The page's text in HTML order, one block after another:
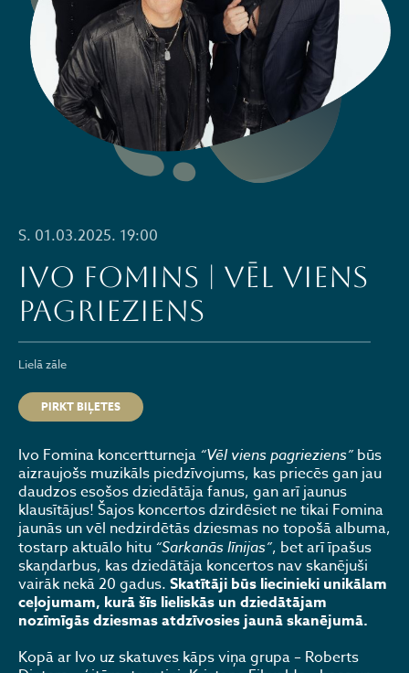
S. 01.03.2025. 19:00
IVO FOMINS | VĒL VIENS
PAGRIEZIENS
Lielā zāle
PIRKT BIĻETES
Ivo Fomina koncertturneja “Vēl viens pagrieziens” būs
aizraujošs muzikāls piedzīvojums, kas priecēs gan jau
daudzos esošos dziedātāja fanus, gan arī jaunus
klausītājus! Šajos koncertos dzirdēsiet ne tikai Fomina
jaunās un vēl nedzirdētās dziesmas no topošā albuma,
tostarp aktuālo hitu “Sarkanās līnijas”, bet arī īpašus
skaņdarbus, kas dziedātāja koncertos nav skanējuši
vairāk nekā 20 gadus. Skatītāji būs liecinieki unikālam
ceļojumam, kurā šīs lieliskās un dziedātājam
nozīmīgās dziesmas atdzīvosies jaunā skanējumā.
Kopā ar Ivo uz skatuves kāps viņa grupa – Roberts